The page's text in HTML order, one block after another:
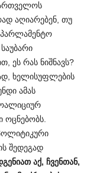
აღიარებენ, თუ
ეს რას ნიშნავს?
ხელისუფლების
ამას
ოცნებობს.
შედეგად
აქ, ჩვენთან,